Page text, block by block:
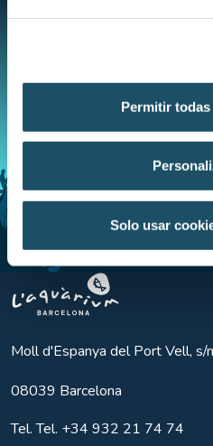
Permitir
Solo usar
Aquarium BCN
Moll d'Espanya del Port Vell, s/n
08039 Barcelona
Tel.Tel. +34 932 21 74 74